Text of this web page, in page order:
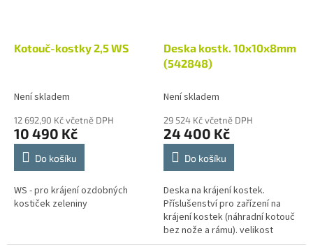
Kotouč-kostky 2,5 WS
Není skladem
12 692,90 Kč včetně DPH
10 490 Kč
Do košíku
WS - pro krájení ozdobných
kostiček zeleniny
Deska kostk. 10x10x8mm
(542848)
Není skladem
29 524 Kč včetně DPH
24 400 Kč
Do košíku
Deska na krájení kostek.
Příslušenství pro zařízení na
krájení kostek (náhradní kotouč
bez nože a rámu). velikost
kostky 8 x 8 x 8 mm, výkon cca